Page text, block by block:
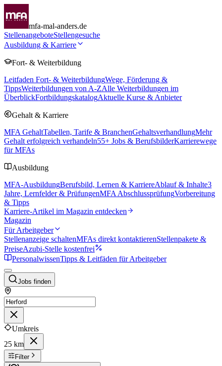
mfa-mal-anders.de
StellenangeboteStellengesuche
Ausbildung & Karriere
Fort- & Weiterbildung
Leitfaden Fort- & WeiterbildungWege, Förderung &
TippsWeiterbildungen von A-ZAlle Weiterbildungen im
ÜberblickFortbildungskatalogAktuelle Kurse & Anbieter
Gehalt & Karriere
MFA GehaltTabellen, Tarife & BranchenGehaltsverhandlungMehr
Gehalt erfolgreich verhandeln55+ Jobs & BerufsbilderKarrierewege
für MFAs
Ausbildung
MFA-AusbildungBerufsbild, Lernen & KarriereAblauf & Inhalte3
Jahre, Lernfelder & PrüfungenMFA AbschlussprüfungVorbereitung
& Tipps
Karriere-Artikel im Magazin entdecken
Magazin
Für Arbeitgeber
Stellenanzeige schaltenMFAs direkt kontaktierenStellenpakete &
PreiseAzubi-Stelle kostenfrei
PersonalwissenTipps & Leitfäden für Arbeitgeber
Jobs finden
Umkreis
25 km
Filter